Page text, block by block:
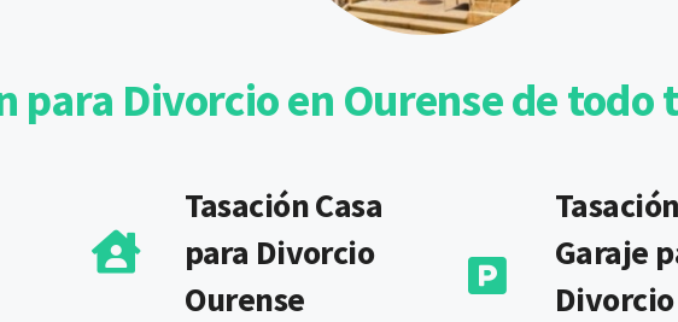
para Divorcio en Ourense de
Tasación Casa
para Divorcio
Ourense
Garaje
Divorcio